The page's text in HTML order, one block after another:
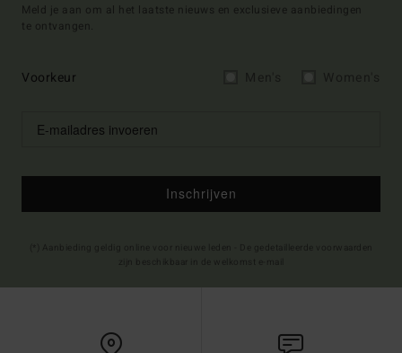
Meld je aan om al het laatste nieuws en exclusieve aanbiedingen
te ontvangen.
Voorkeur
Inschrijven